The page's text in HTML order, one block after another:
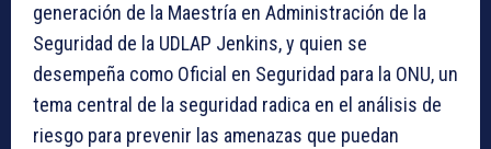
generación de la Maestría en Administración de la
Seguridad de la UDLAP Jenkins, y quien se
desempeña como Oficial en Seguridad para la ONU, un
tema central de la seguridad radica en el análisis de
riesgo para prevenir las amenazas que puedan